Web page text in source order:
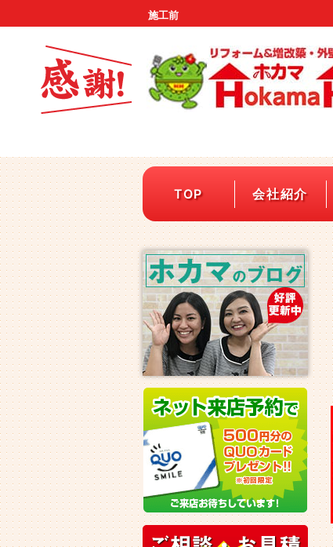
施工前
TOP 会社紹介